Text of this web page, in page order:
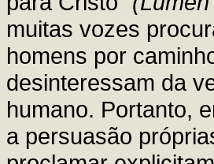
muitas vozes
homens por
desinteressam da
humano. Portanto,
a persuasão